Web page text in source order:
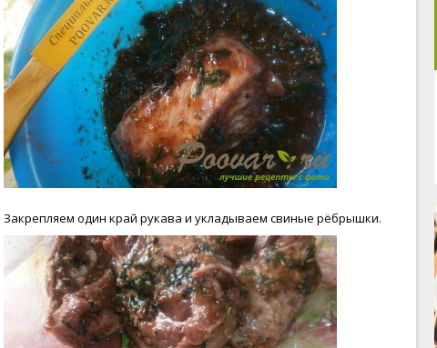
Закрепляем один край рукава и укладываем свиные рёбрышки.